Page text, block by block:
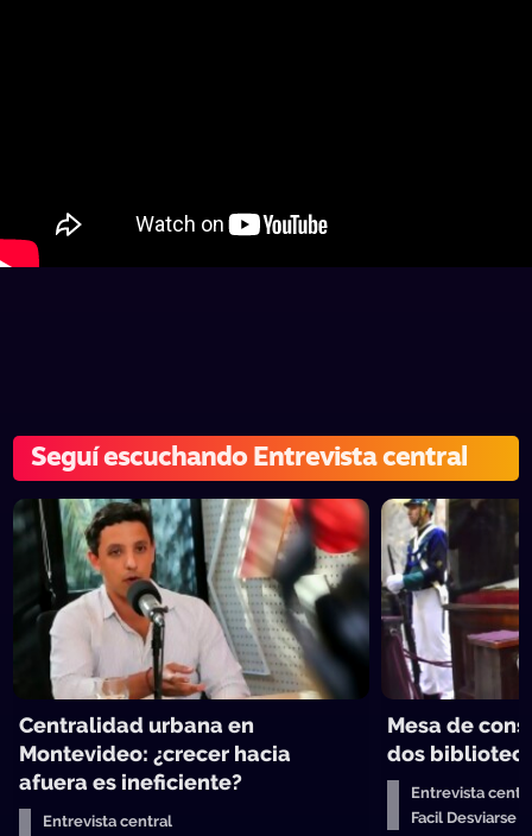
Seguí escuchando Entrevista central
Centralidad urbana en
Montevideo: ¿crecer hacia
afuera es ineficiente?
Entrevista central
Mesa de
dos
Entrevista
Facil Desviarse